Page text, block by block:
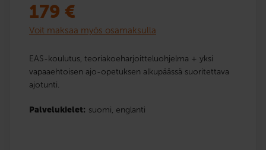
179 €
Voit maksaa myös osamaksulla
EAS-koulutus, teoriakoeharjoitteluohjelma + yksi
vapaaehtoisen ajo-opetuksen alkupäässä suoritettava
ajotunti.
Palvelukielet: suomi, englanti